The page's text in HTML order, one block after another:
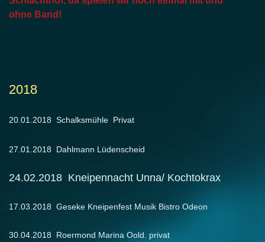
ohne Band!
2018
20.01.2018 Schalksmühle Privat
27.01.2018 Dahlmann Lüdenscheid
24.02.2018 Kneipennacht Unna/ Kochtokrax
17.03.2018 Geseke Kneipenfest Musik Bistro Odeon
30.04.2018 Roermond Marina Oold. privat